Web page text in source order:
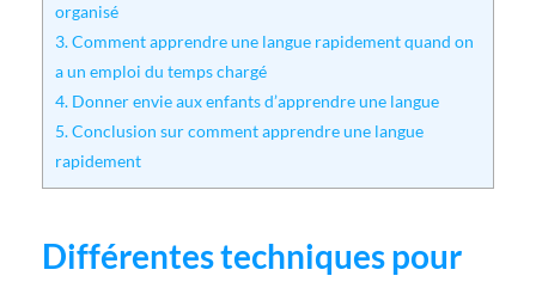
organisé
3.Comment apprendre une langue rapidement quand on
a un emploi du temps chargé
4. Donner envie aux enfants d’apprendre une langue
5.Conclusion sur comment apprendre une langue
rapidement
Différentes techniques pour